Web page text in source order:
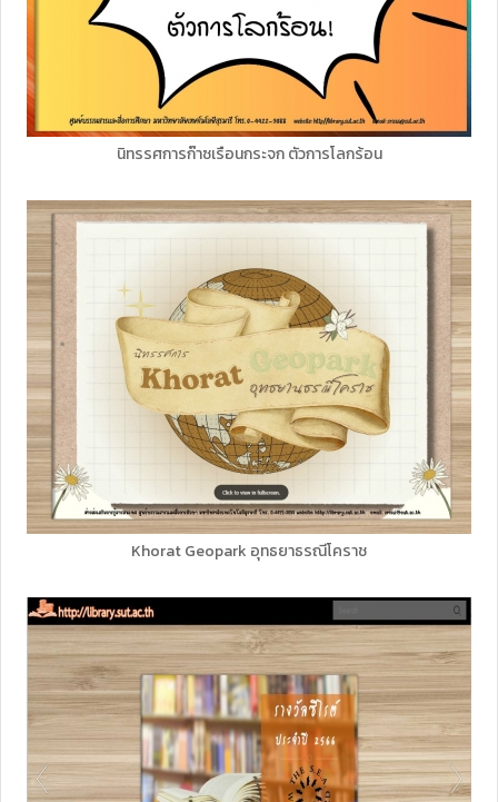
นิทรรศการก๊าซเรือนกระจก ตัวการโลกร้อน
Khorat Geopark อุทธยาธรณีโคราช